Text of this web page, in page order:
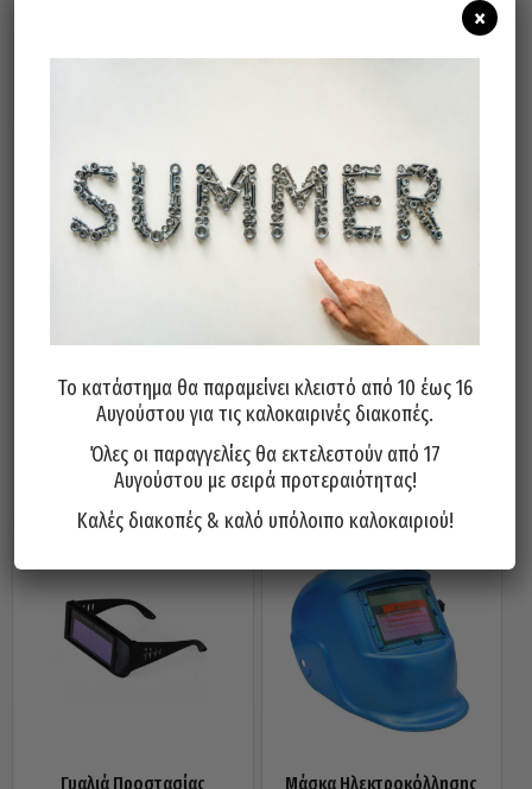
Σχετικά προϊόντα
Μάσκα Ηλεκτροκόλλησης
Κεφαλής Ιταλίας
17,00 €
Προσθήκη στο καλάθι
Μάσκα Ηλεκτροκόλλησης
Taiwan
6,50€
Προσθήκη στο καλάθι
Γυαλιά Προστασίας
Μάσκα Ηλεκτροκόλλησης
Το κατάστημα θα παραμείνει κλειστό από 10 έως 16
Αυγούστου για τις καλοκαιρινές διακοπές.
Όλες οι παραγγελίες θα εκτελεστούν από 17
Αυγούστου με σειρά προτεραιότητας!
Καλές διακοπές & καλό υπόλοιπο καλοκαιριού!
×